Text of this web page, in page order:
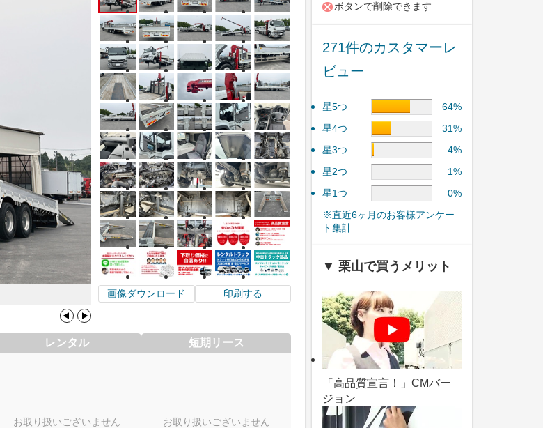
画像ダウンロード 印刷する
レンタル
お取り扱いございません
短期リース
お取り扱いございません
ボタンで削除できます
271件のカスタマーレ
ビュー
星5つ
64%
星4つ
31%
星3つ
4%
星2つ
1%
星1つ
0%
※直近6ヶ月のお客様アンケー
ト集計
▼ 栗山で買うメリット
「高品質宣言！」CMバー
ジョン